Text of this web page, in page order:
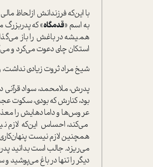
با این‌که فرزندانش ازلحاظ
به اسم «قدمگاه» که پدربزرگ
همیشه در باغش را باز
ا‌ستکان چای دعوت می‌کرد و
شیخ مراد ثروت زیادی
پدرش، ملامحمد، سواد
بود، کنارش که بودی، سکوت
عروس‌ها و دامادهایش را
می‌کند، احساس این‌که
همچنین لازم نیست پنهان‌کاری
می‌ریزد. جالب ا‌ست بدانید
دیگر را تنها در باغ